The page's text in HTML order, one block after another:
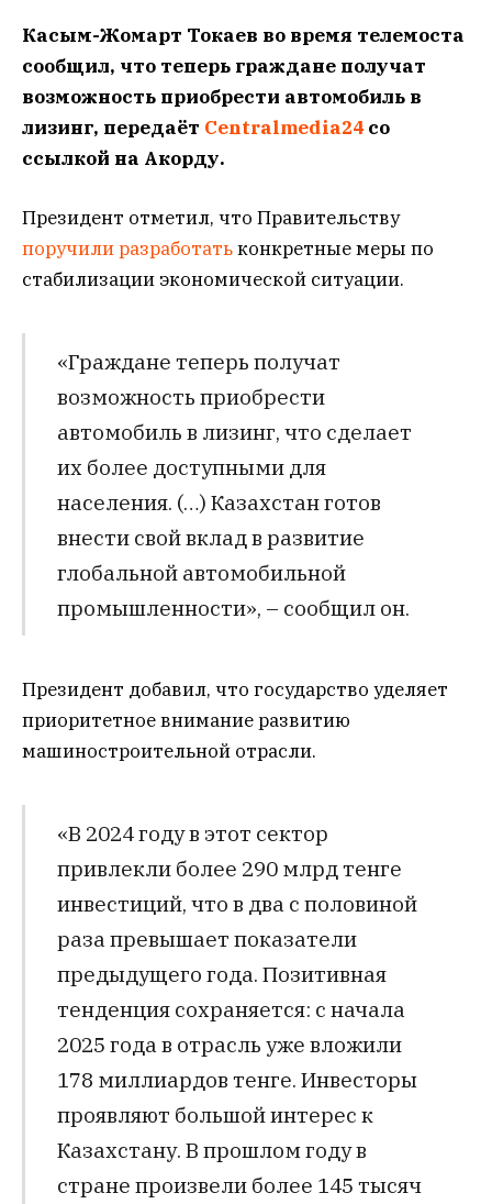
Касым-Жомарт Токаев во время телемоста
сообщил, что теперь граждане получат
возможность приобрести автомобиль в
лизинг, передаёт Centralmedia24 со
ссылкой на Акорду.
Президент отметил, что Правительству
поручили разработатьконкретные меры по
стабилизации экономической ситуации.
«Граждане теперь получат
возможность приобрести
автомобиль в лизинг, что сделает
их более доступными для
населения. (…) Казахстан готов
внести свой вклад в развитие
глобальной автомобильной
промышленности», – сообщил он.
Президент добавил, что государство уделяет
приоритетное внимание развитию
машиностроительной отрасли.
«В 2024 году в этот сектор
привлекли более 290 млрд тенге
инвестиций, что в два с половиной
раза превышает показатели
предыдущего года. Позитивная
тенденция сохраняется: с начала
2025 года в отрасль уже вложили
178 миллиардов тенге. Инвесторы
проявляют большой интерес к
Казахстану. В прошлом году в
стране произвели более 145 тысяч